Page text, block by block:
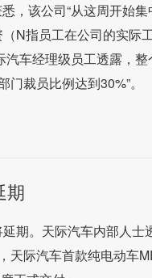
，该公司“从这周开始
N指员工在公司的实际
车经理级员工透露，整
裁员比例达到30%”。
期
期。天际汽车内部人
际汽车首款纯电动车